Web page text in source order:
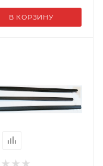
В КОРЗИНУ